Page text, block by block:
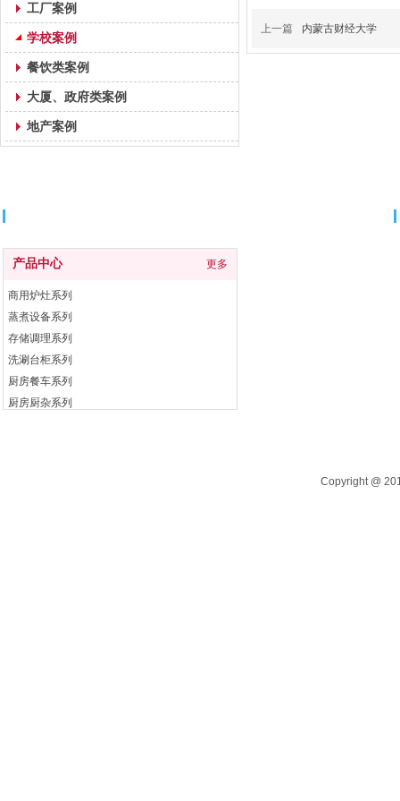
工厂案例
学校案例
餐饮类案例
大厦、政府类案例
地产案例
上一篇 内蒙古财经大学
产品中心 更多
商用炉灶系列
蒸煮设备系列
存储调理系列
洗涮台柜系列
厨房餐车系列
厨房厨杂系列
Copyright @